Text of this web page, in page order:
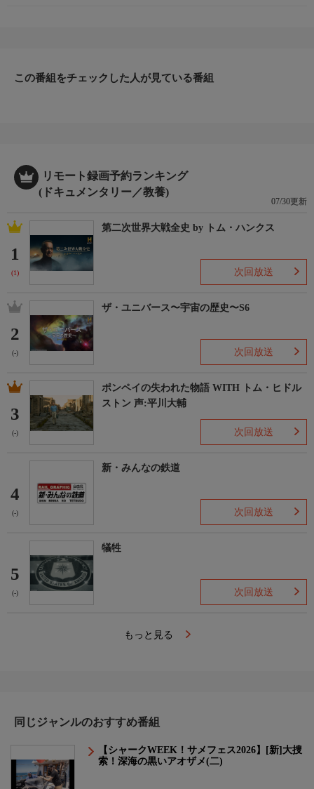
この番組をチェックした人が見ている番組
リモート録画予約ランキング
(ドキュメンタリー／教養)
07/30更新
1
(1)
第二次世界大戦全史 by トム・ハンクス
次回放送
2
(-)
ザ・ユニバース〜宇宙の歴史〜S6
次回放送
3
(-)
ポンペイの失われた物語 WITH トム・ヒドル
ストン 声:平川大輔
次回放送
4
(-)
新・みんなの鉄道
次回放送
5
(-)
犠牲
次回放送
もっと見る
同じジャンルのおすすめ番組
【シャークWEEK！サメフェス2026】[新]大捜
索！深海の黒いアオザメ(二)